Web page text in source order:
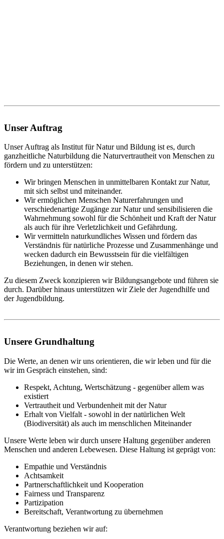
Unser Auftrag
Unser Auftrag als Institut für Natur und Bildung ist es, durch
ganzheitliche Naturbildung die Naturvertrautheit von Menschen zu
fördern und zu unterstützen:
Wir bringen Menschen in unmittelbaren Kontakt zur Natur,
mit sich selbst und miteinander.
Wir ermöglichen Menschen Naturerfahrungen und
verschiedenartige Zugänge zur Natur und sensibilisieren die
Wahrnehmung sowohl für die Schönheit und Kraft der Natur
als auch für ihre Verletzlichkeit und Gefährdung.
Wir vermitteln naturkundliches Wissen und fördern das
Verständnis für natürliche Prozesse und Zusammenhänge und
wecken dadurch ein Bewusstsein für die vielfältigen
Beziehungen, in denen wir stehen.
Zu diesem Zweck konzipieren wir Bildungsangebote und führen sie
durch. Darüber hinaus unterstützen wir Ziele der Jugendhilfe und
der Jugendbildung.
Unsere Grundhaltung
Die Werte, an denen wir uns orientieren, die wir leben und für die
wir im Gespräch einstehen, sind:
Respekt, Achtung, Wertschätzung - gegenüber allem was
existiert
Vertrautheit und Verbundenheit mit der Natur
Erhalt von Vielfalt - sowohl in der natürlichen Welt
(Biodiversität) als auch im menschlichen Miteinander
Unsere Werte leben wir durch unsere Haltung gegenüber anderen
Menschen und anderen Lebewesen. Diese Haltung ist geprägt von:
Empathie und Verständnis
Achtsamkeit
Partnerschaftlichkeit und Kooperation
Fairness und Transparenz
Partizipation
Bereitschaft, Verantwortung zu übernehmen
Verantwortung beziehen wir auf: